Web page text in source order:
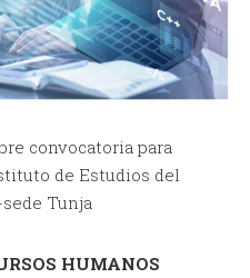
convocatoria para
de Estudios del
Tunja
HUMANOS